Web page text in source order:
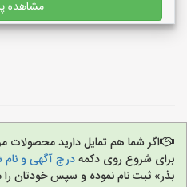
مشاهده
اگر شما هم تمایل دارید محصولات
برای شروع روی دکمهدرج آگهی و
بذر» ثبت نام نموده و سپس خودتان را